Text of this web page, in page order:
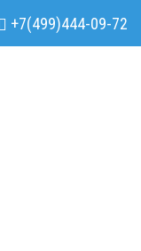
менеджеров.
+7(499)444-09-72